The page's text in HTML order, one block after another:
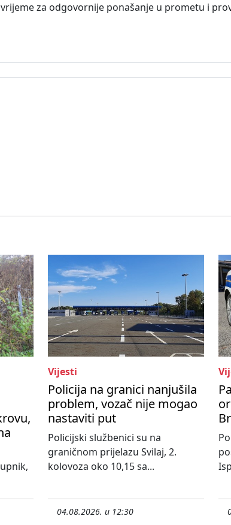
za odgovornije ponašanje u prometu i
Vijesti
Policija na granici nanjušila
problem, vozač nije mogao
nastaviti put
Policijski službenici su na
graničnom prijelazu Svilaj, 2.
kolovoza oko 10,15 sa...
04.08.2026. u 12:30